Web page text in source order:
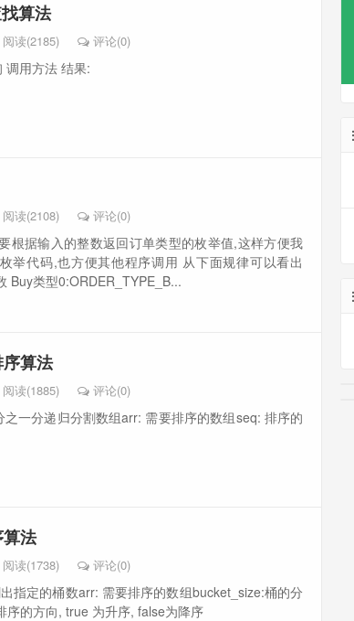
算法
阅读(2185) 评论(0)
调用方法 结果:
阅读(2108) 评论(0)
根据输入的整数返回订单类型的枚举值,这样方便我
举代码,也方便其他程序调用 从下面规律可以看出
Buy类型0:ORDER_TYPE_B...
算法
阅读(1885) 评论(0)
一分递归分割数组arr: 需要排序的数组seq: 排序的
法
阅读(1738) 评论(0)
指定的桶数arr: 需要排序的数组bucket_size:桶的分
的方向, true 为升序, false为降序